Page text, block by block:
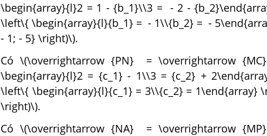
\begin{array}{l}2 = 1 - {b_1}\\3 = - 2 -
\left\{ \begin{array}{l}{b_1} = - 1\\{b_2} = -
- 1; - 5} \right)\).
Có \(\overrightarrow {PN} = \overrightarrow
\begin{array}{l}2 = {c_1} - 1\\3 = {c_2} +
\left\{ \begin{array}{l}{c_1} = 3\\{c_2} = 1\end{array}
\right)\).
Có \(\overrightarrow {NA} = \overrightarrow